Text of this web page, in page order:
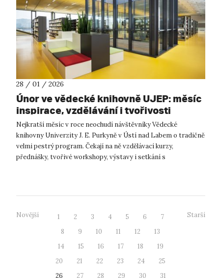
28 / 01 / 2026
Únor ve vědecké knihovně UJEP: měsíc
inspirace, vzdělávání i tvořivosti
Nejkratší měsíc v roce neochudí návštěvníky Vědecké
knihovny Univerzity J. E. Purkyně v Ústí nad Labem o tradičně
velmi pestrý program. Čekají na ně vzdělávací kurzy,
přednášky, tvořivé workshopy, výstavy i setkání s
Novější 1 2 3 4 5 6
7
8
9 10 11 12
13
14
15 16 17 18
19
20
21 22 23 24
25
26
27 28 29 30 31
Starší